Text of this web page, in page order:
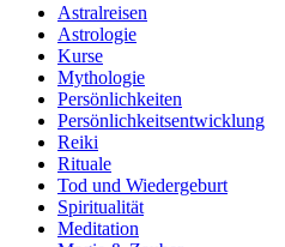
Astralreisen
Astrologie
Kurse
Mythologie
Persönlichkeiten
Persönlichkeitsentwicklung
Reiki
Rituale
Tod und Wiedergeburt
Spiritualität
Meditation